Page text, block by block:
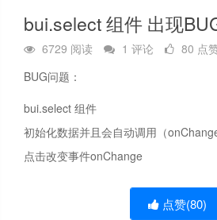
bui.select 组件 出现
6729 阅读 1 评论
80 点
BUG问题：
bui.select 组件
初始化数据并且会自动调用（
点击改变事件onChange
点赞(80)